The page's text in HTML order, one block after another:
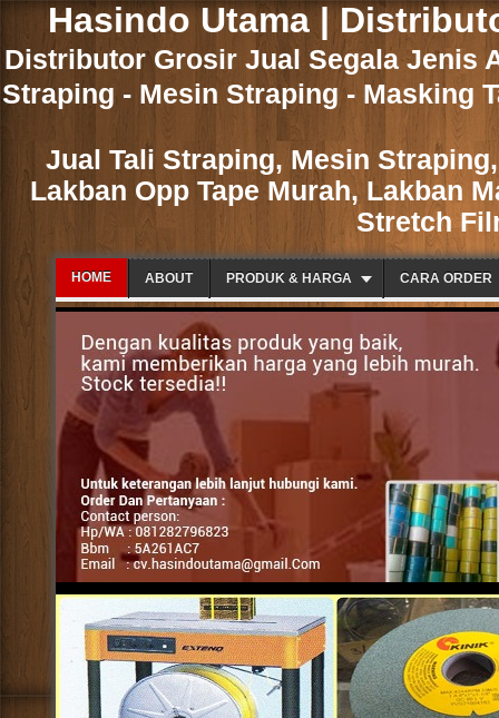
Hasindo Utama |
Distributor Grosir Jual Segala Jenis
Straping - Mesin Straping - Masking
Jual Tali Straping, Mesin
Lakban Opp Tape Murah, Lakban
Stretch
HOME ABOUT PRODUK & HARGA CARA ORDER
Distributor Grosir Jual Segala Jenis Alat Packing dengan
Fulloc - Stretch Film - Paku Tembak - Paku Refill - Screw
dan Mesin Pasta Filler.